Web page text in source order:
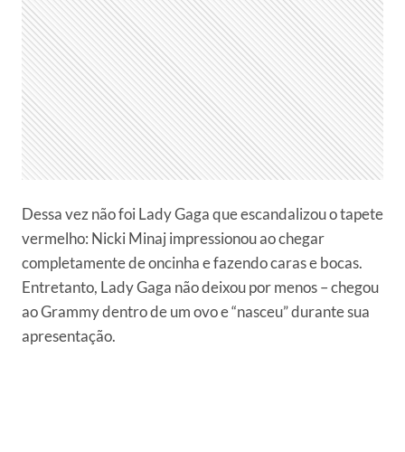
Dessa vez não foi Lady Gaga que escandalizou o tapete
vermelho: Nicki Minaj impressionou ao chegar
completamente de oncinha e fazendo caras e bocas.
Entretanto, Lady Gaga não deixou por menos – chegou
ao Grammy dentro de um ovo e “nasceu” durante sua
apresentação.